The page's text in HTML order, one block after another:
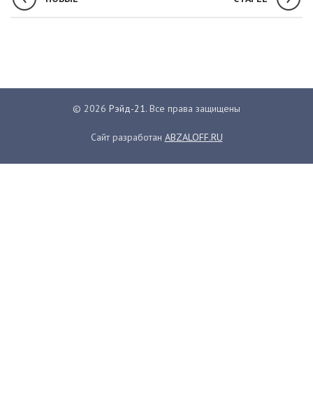
© 2026 Рэйд-21 . Все права защищены
Сайт разработан ABZALOFF.RU